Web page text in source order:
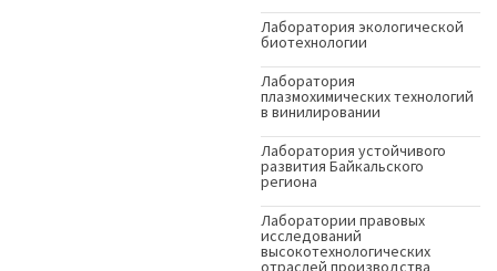
Лаборатория экологической
биотехнологии
Лаборатория
плазмохимических технологий
в винилировании
Лаборатория устойчивого
развития Байкальского
региона
Лаборатории правовых
исследований
высокотехнологических
отраслей производства